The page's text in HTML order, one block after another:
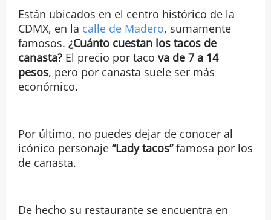
Están ubicados en el centro histórico de la
CDMX, en la calle de Madero, sumamente
famosos. ¿Cuánto cuestan los tacos de
canasta?El precio por taco va de 7 a 14
pesos, pero por canasta suele ser más
económico.
Por último, no puedes dejar de conocer al
icónico personaje “Lady tacos”famosa por los
de canasta.
De hecho su restaurante se encuentra en